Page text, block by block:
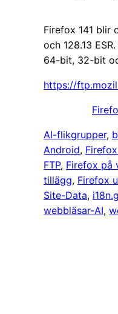
Firefox 141 blir
och 128.13
64-bit, 32-bit
https://
AI-flikgrupper,
Android,
FTP, Firefox på
tillägg, Firefox
Site-Data,
webbläsar-AI,